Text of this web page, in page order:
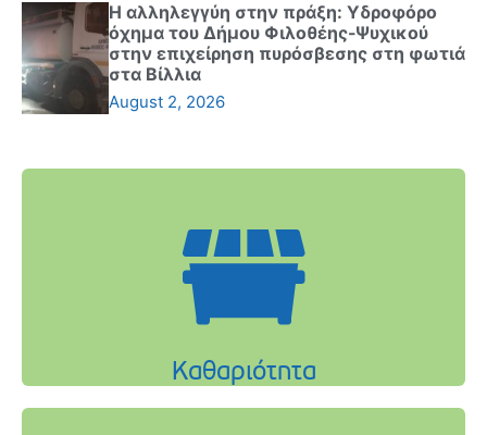
Η αλληλεγγύη στην πράξη: Υδροφόρο
όχημα του Δήμου Φιλοθέης-Ψυχικού
στην επιχείρηση πυρόσβεσης στη φωτιά
στα Βίλλια
August 2, 2026